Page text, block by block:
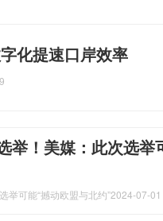
化提速口岸效率
举！美媒：此次选举
举可能“撼动欧盟与北约”2024-07-